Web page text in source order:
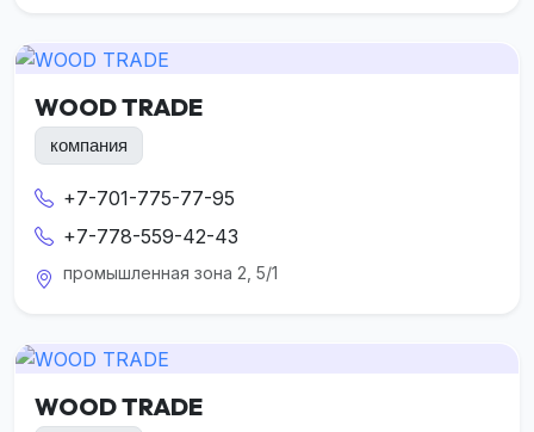
WOOD TRADE
компания
+7-701-775-77-95
+7-778-559-42-43
промышленная зона 2, 5/1
WOOD TRADE